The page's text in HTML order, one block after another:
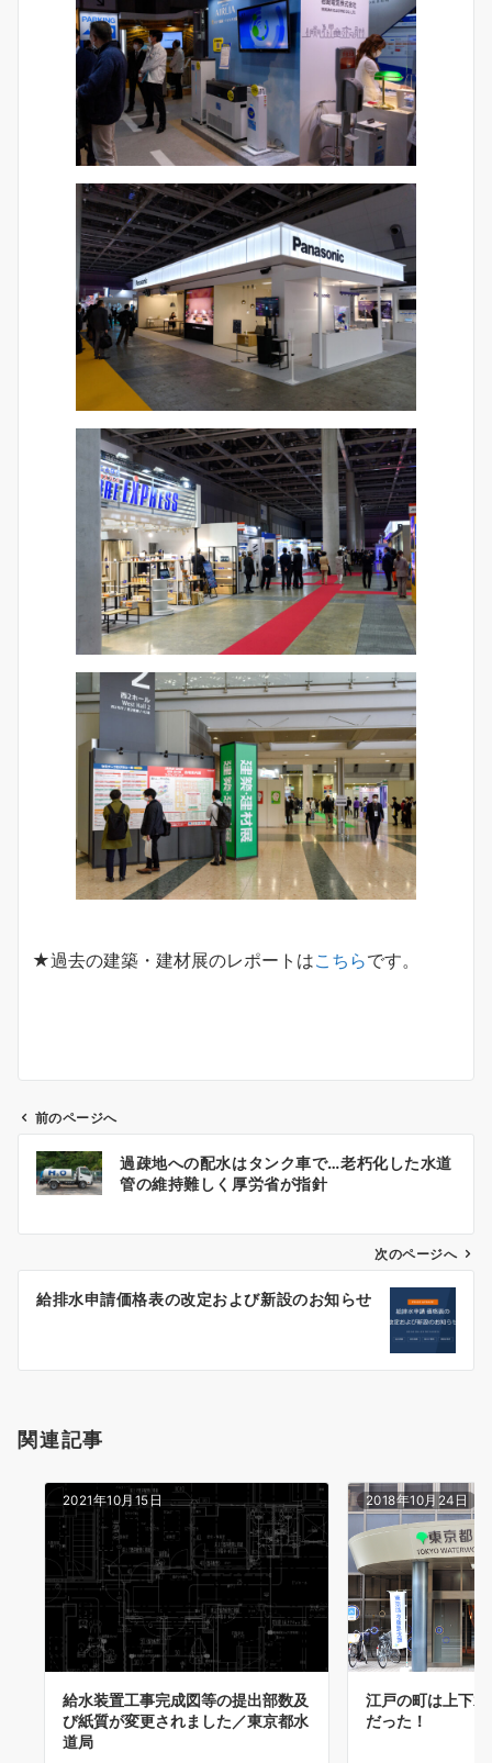
★過去の建築・建材展のレポートはこちらです。
ビ
ン
前のページへ
過疎地への配水はタンク車で…老朽化した水道
管の維持難しく厚労省が指針
次のページへ
給排水申請価格表の改定および新設のお知らせ
関連記事
2021年10月15日
給水装置工事完成図等の提出部数及
び紙質が変更されました／東京都水
道局
2018年10月24日
江戸の町は上下
だった！